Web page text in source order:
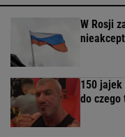
W Rosji
150
do czego